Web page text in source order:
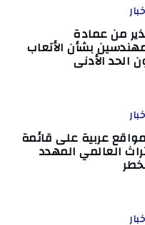
من عمادة
بشأن الأتعاب
الحد الأدنى
3 مواقع عربية على قائمة
العالمي المهدد